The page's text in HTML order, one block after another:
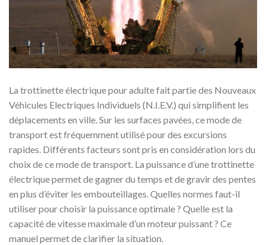
La trottinette électrique pour adulte fait partie des Nouveaux
Véhicules Electriques Individuels (N.I.E.V.) qui simplifient les
déplacements en ville. Sur les surfaces pavées, ce mode de
transport est fréquemment utilisé pour des excursions
rapides. Différents facteurs sont pris en considération lors du
choix de ce mode de transport. La puissance d’une trottinette
électrique permet de gagner du temps et de gravir des pentes
en plus d’éviter les embouteillages. Quelles normes faut-il
utiliser pour choisir la puissance optimale ? Quelle est la
capacité de vitesse maximale d’un moteur puissant ? Ce
manuel permet de clarifier la situation.